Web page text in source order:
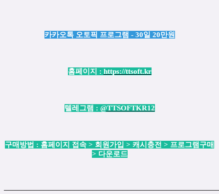
카카오톡 오토픽 프로그램 - 30일 20만원
홈페이지 : https://ttsoft.kr
텔레그램 : @TTSOFTKR12
구매방법 : 홈페이지 접속 > 회원가입 > 캐시충전 > 프로그램구매
> 다운로드